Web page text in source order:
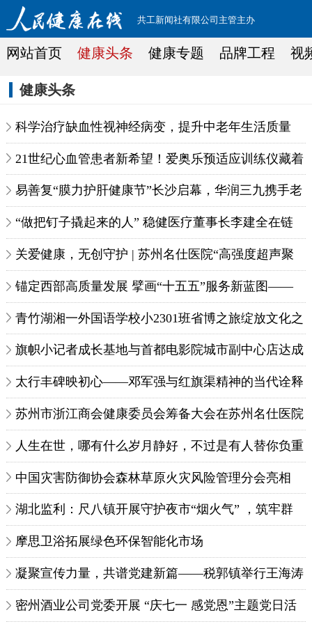
共工新闻社有限公司主管主办
网站首页 健康头条 健康专题 品牌工程 视
健康头条
科学治疗缺血性视神经病变，提升中老年生活质量
21世纪心血管患者新希望！爱奥乐预适应训练仪藏着
什么神奇“密码”？
易善复“膜力护肝健康节”长沙启幕，华润三九携手老
百姓大药房引领全民护肝新风尚！
“做把钉子撬起来的人” 稳健医疗董事长李建全在链
博会做《绿色实践》主题发言
关爱健康，无创守护 | 苏州名仕医院“高强度超声聚
焦无创治疗”筛查活动开启
锚定西部高质量发展 擘画“十五五”服务新蓝图——
中国西促会第五届理事会第二次会议在京召开
青竹湖湘一外国语学校小2301班省博之旅绽放文化之
花旗帜小记者成长基地与首都电影院城市副中心店达成
合作 共筑青少年文化教育新平台
太行丰碑映初心——邓军强与红旗渠精神的当代诠释
苏州市浙江商会健康委员会筹备大会在苏州名仕医院
成功召开
人生在世，哪有什么岁月静好，不过是有人替你负重
前行!
中国灾害防御协会森林草原火灾风险管理分会亮相
2025国际无人机应用及防控大会
湖北监利：尺八镇开展守护夜市“烟火气” ，筑牢群
众舌尖“安全线”专项执法检查行动
摩思卫浴拓展绿色环保智能化市场
凝聚宣传力量，共谱党建新篇——税郭镇举行王海涛
同志党建宣传工作受聘仪式
密州酒业公司党委开展 “庆七一 感党恩”主题党日活